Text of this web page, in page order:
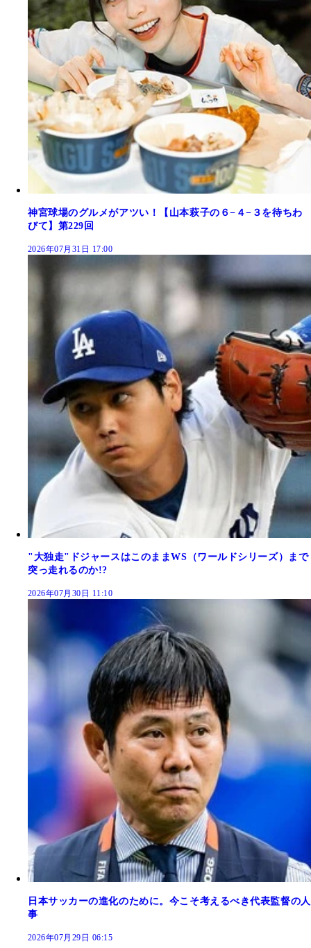
神宮球場のグルメがアツい！【山本萩子の６−４−３を待ちわ
びて】第229回
2026年07月31日 17:00
"大独走"ドジャースはこのままWS（ワールドシリーズ）まで
突っ走れるのか!?
2026年07月30日 11:10
日本サッカーの進化のために。今こそ考えるべき代表監督の人
事
2026年07月29日 06:15